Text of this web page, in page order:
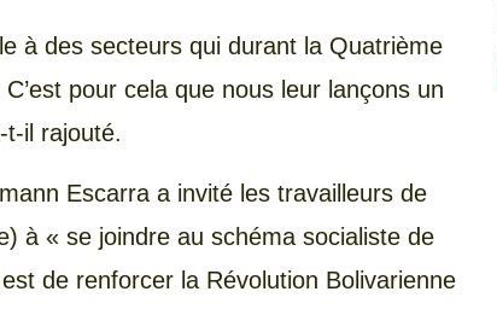
à des secteurs qui durant la Quatrième
pour cela que nous leur lançons un
il rajouté.
Escarra a invité les travailleurs de
à « se joindre au schéma socialiste de
de renforcer la Révolution Bolivarienne